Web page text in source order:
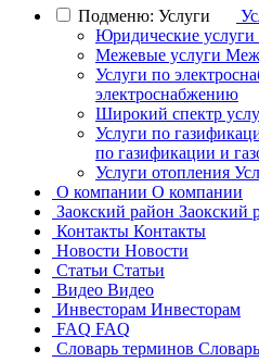
Подменю: Услуги
Юридические услуги
Межевые услуги
Услуги по
электроснабжению
Широкий спектр
Услуги по
по газификации и
Услуги отопления
О компании О компании
Заокский район Заокский
Контакты Контакты
Новости Новости
Статьи Статьи
Видео Видео
Инвесторам Инвесторам
FAQ FAQ
Словарь терминов